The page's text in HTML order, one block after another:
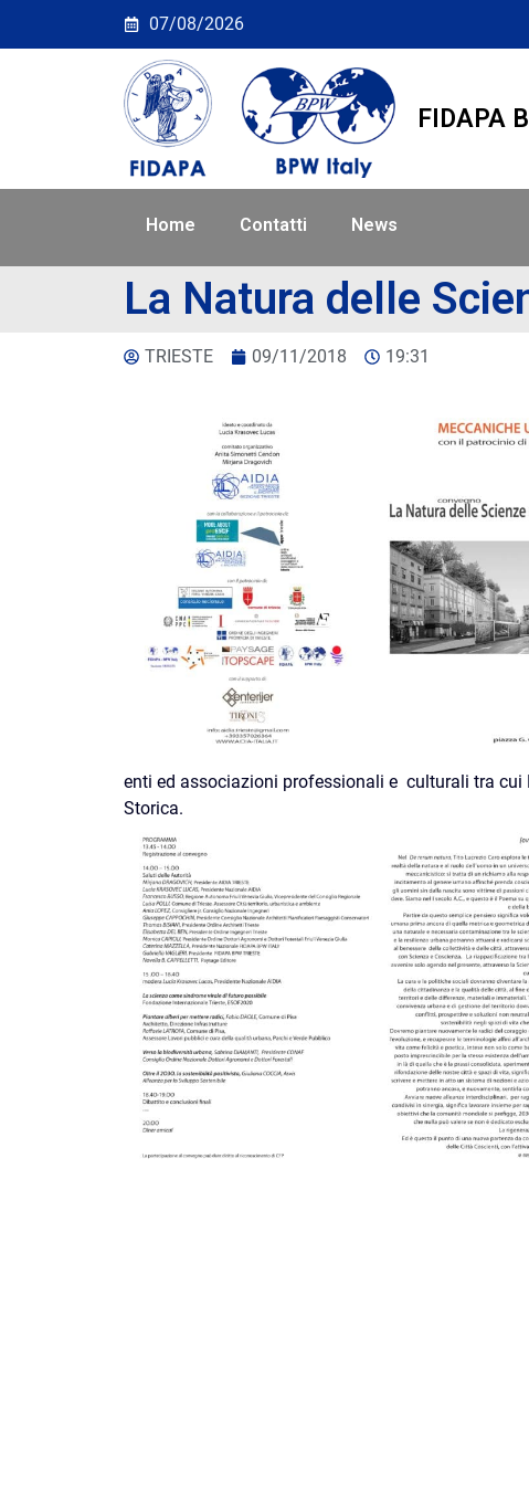
La Natura delle Scienze
07/08/2026
FIDAPA
Home Contatti News
La Natura delle
TRIESTE 09/11/2018 19:31
enti ed associazioni professionali e culturali tra cui
Storica.